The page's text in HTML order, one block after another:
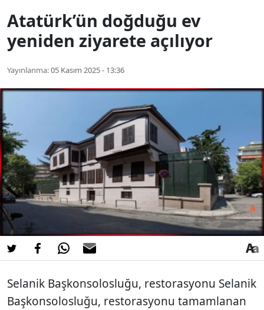
Atatürk’ün doğduğu ev
yeniden ziyarete açılıyor
Yayınlanma:05 Kasım 2025 - 13:36
Selanik Başkonsolosluğu, restorasyonu Selanik
Başkonsolosluğu, restorasyonu tamamlanan